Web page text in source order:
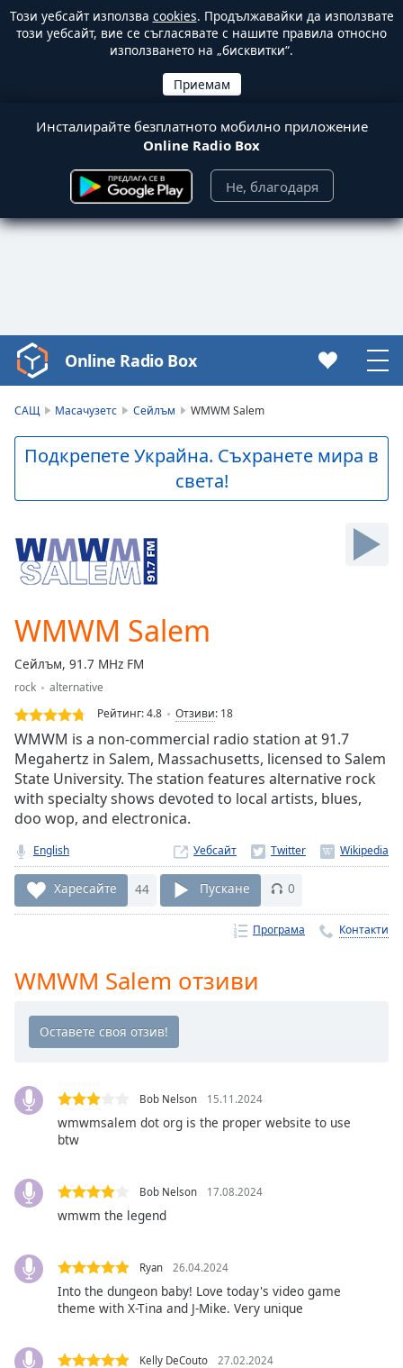
Този уебсайт използва cookies. Продължавайки да използвате
този уебсайт, вие се съгласявате с нашите правила относно
използването на „бисквитки“.
Инсталирайте безплатното мобилно приложение
Online Radio Box
Не, благодаря
Video
Player
Play
Video
Skip
Skip
Forward
Mute
Current
Loaded:
0.00%
Stream
Type LIVE
Seek to
live,
currently
behind
live LIVE
Remaining
Time-
1x
Chapters
Descriptions
off
,
selected
subtitles
settings
opens
settings
dialog
subtitles
selected
Online Radio Box
САЩ Масачузетс Сейлъм WMWM Salem
Подкрепете Украйна. Съхранете мира в
света!
WMWM Salem
Сейлъм, 91.7 MHz FM
rock
alternative
Рейтинг:4.8 Отзиви: 18
WMWM is a non-commercial radio station at 91.7
Megahertz in Salem, Massachusetts, licensed to Salem
State University. The station features alternative rock
with specialty shows devoted to local artists, blues,
doo wop, and electronica.
English Уебсайт
Харесайте 44 Пускане 0
Програма Контакти
WMWM Salem отзиви
Bob Nelson 15.11.2024
wmwmsalem dot org is the proper website to use
btw
Bob Nelson 17.08.2024
wmwm the legend
Ryan 26.04.2024
Into the dungeon baby! Love today's video game
theme with X-Tina and J-Mike. Very unique
Kelly DeCouto 27.02.2024